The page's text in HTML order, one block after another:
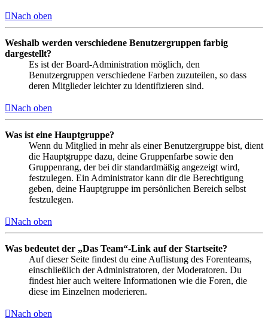
Nach oben
Weshalb werden verschiedene Benutzergruppen farbig
dargestellt?
Es ist der Board-Administration möglich, den
Benutzergruppen verschiedene Farben zuzuteilen, so dass
deren Mitglieder leichter zu identifizieren sind.
Nach oben
Was ist eine Hauptgruppe?
Wenn du Mitglied in mehr als einer Benutzergruppe bist, dient
die Hauptgruppe dazu, deine Gruppenfarbe sowie den
Gruppenrang, der bei dir standardmäßig angezeigt wird,
festzulegen. Ein Administrator kann dir die Berechtigung
geben, deine Hauptgruppe im persönlichen Bereich selbst
festzulegen.
Nach oben
Was bedeutet der „Das Team“-Link auf der Startseite?
Auf dieser Seite findest du eine Auflistung des Forenteams,
einschließlich der Administratoren, der Moderatoren. Du
findest hier auch weitere Informationen wie die Foren, die
diese im Einzelnen moderieren.
Nach oben